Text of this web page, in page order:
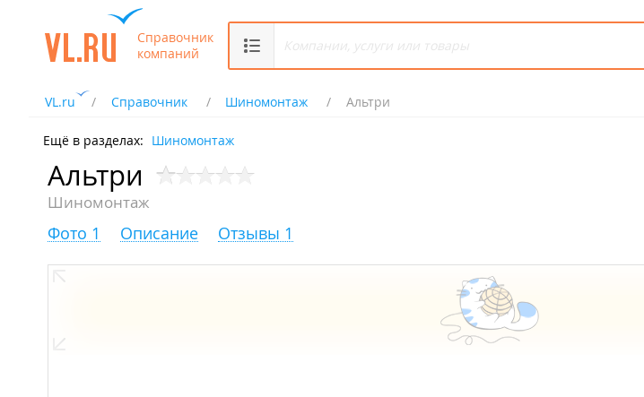
Справочник
компаний
VL.ru Справочник Шиномонтаж Альтри
Ещё в разделах: Шиномонтаж
Альтри
Шиномонтаж
Фото 1 Описание Отзывы 1